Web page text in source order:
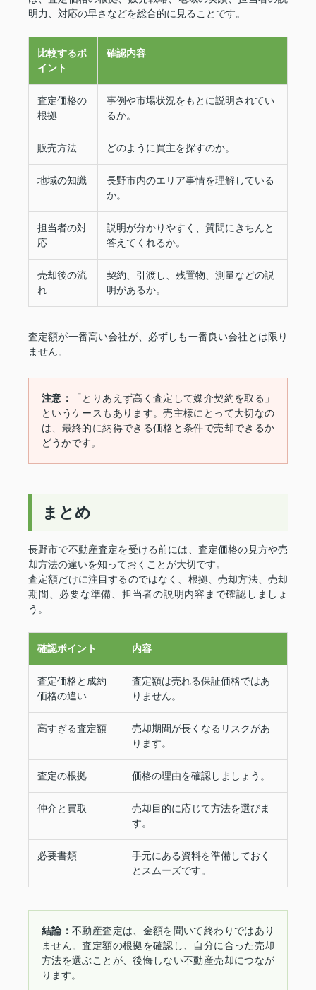
明力、対応の早さなどを総合的に見ることです。
比較するポ
イント
確認内容
査定価格の
根拠
事例や市場状況をもとに説明されてい
るか。
販売方法 どのように買主を探すのか。
地域の知識
長野市内のエリア事情を理解している
か。
担当者の対
応
説明が分かりやすく、質問にきちんと
答えてくれるか。
売却後の流
れ
契約、引渡し、残置物、測量などの説
明があるか。
査定額が一番高い会社が、必ずしも一番良い会社とは限り
ません。
注意：
「とりあえず高く査定して媒介契約を取る」
というケースもあります。売主様にとって大切なの
は、最終的に納得できる価格と条件で売却できるか
どうかです。
まとめ
長野市で不動産査定を受ける前には、査定価格の見方や売
却方法の違いを知っておくことが大切です。
査定額だけに注目するのではなく、根拠、売却方法、売却
期間、必要な準備、担当者の説明内容まで確認しましょ
う。
確認ポイント 内容
査定価格と成約
価格の違い
査定額は売れる保証価格ではあ
りません。
高すぎる査定額
売却期間が長くなるリスクがあ
ります。
査定の根拠 価格の理由を確認しましょう。
仲介と買取
売却目的に応じて方法を選びま
す。
必要書類
手元にある資料を準備しておく
とスムーズです。
結論：不動産査定は、金額を聞いて終わりではあり
ません。査定額の根拠を確認し、自分に合った売却
方法を選ぶことが、後悔しない不動産売却につなが
ります。